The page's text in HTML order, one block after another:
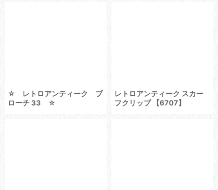
☆ レトロアンティーク ブ
ローチ 33 ☆
レトロアンティーク スカー
フクリップ 【6707】